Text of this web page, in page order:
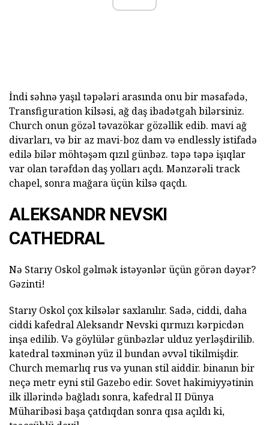
İndi səhnə yaşıl təpələri arasında onu bir məsafədə,
Transfiguration kilsəsi, ağ daş ibadətgah bilərsiniz.
Church onun gözəl təvazökar gözəllik edib. mavi ağ
divarları, və bir az mavi-boz dam və endlessly istifadə
edilə bilər möhtəşəm qızıl günbəz. təpə təpə işıqlar
var olan tərəfdən daş yolları açdı. Mənzərəli track
chapel, sonra mağara üçün kilsə qaçdı.
ALEKSANDR NEVSKI
CATHEDRAL
Nə Starıy Oskol gəlmək istəyənlər üçün görən dəyər?
Gəzinti!
Starıy Oskol çox kilsələr saxlanılır. Sadə, ciddi, daha
ciddi kafedral Aleksandr Nevski qırmızı kərpicdən
inşa edilib. Və göylülər günbəzlər ulduz yerləşdirilib.
katedral təxminən yüz il bundan əvvəl tikilmişdir.
Church memarlıq rus və yunan stil aiddir. binanın bir
neçə metr eyni stil Gazebo edir. Sovet hakimiyyətinin
ilk illərində bağladı sonra, kafedral II Dünya
Müharibəsi başa çatdıqdan sonra qısa açıldı ki,